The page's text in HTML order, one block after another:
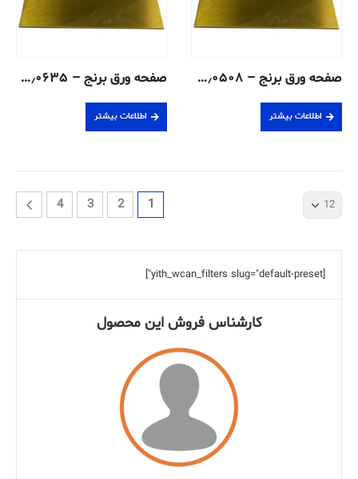
صفحه ورق برنج – ۰٫۰۵۰۸ سانتی متر – ۲۶۰-H02
اطلاعات بیشتر
صفحه ورق برنج – ۰٫۰۶۳۵ سانتی متر – ۲۶۰-H02
اطلاعات بیشتر
1
2
3
4
[yith_wcan_filters slug="default-preset"]
کارشناس فروش این محصول